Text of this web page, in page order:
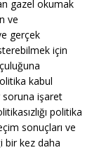
gazel okumak
ve
gerçek
için
kabul
soruna işaret
politika
sonuçları ve
bir kez daha